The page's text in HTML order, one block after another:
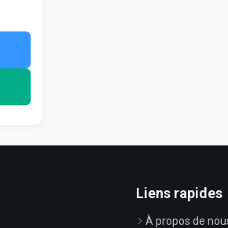
Liens rapides
À propos de